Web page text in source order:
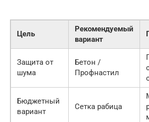
Цель
Рекомендуемый
вариант
Защита от
шума
Бетон /
Профнастил
Бюджетный
вариант
Сетка рабица